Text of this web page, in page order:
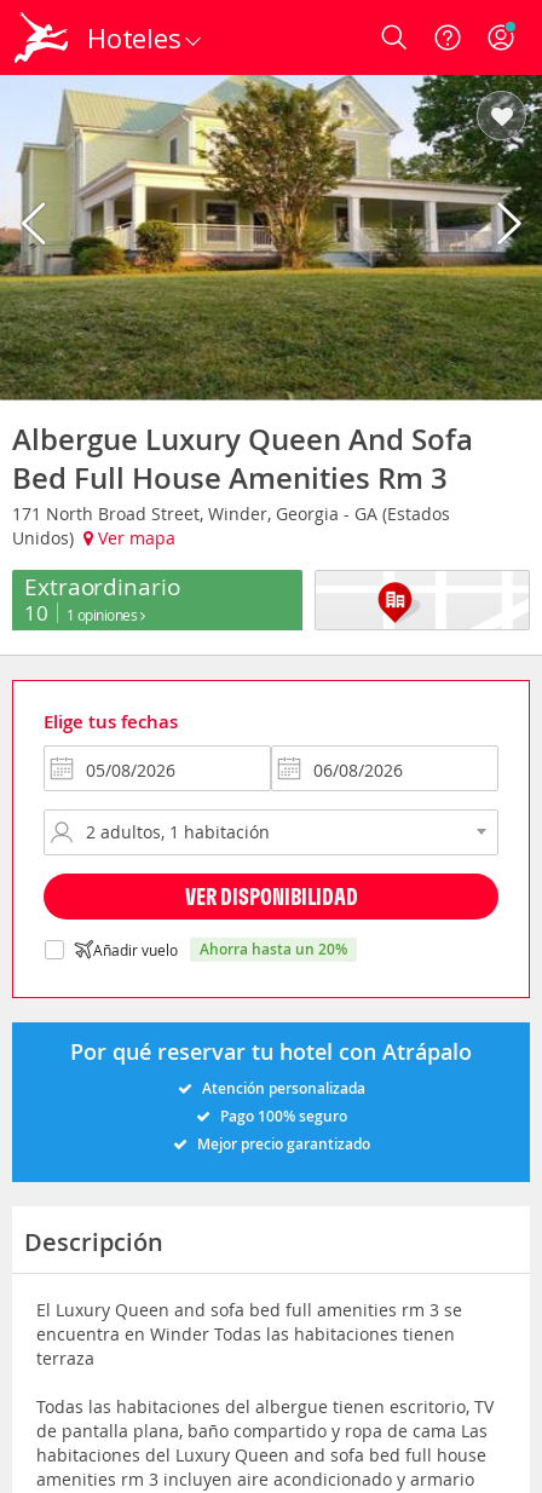
Hoteles Login
Albergue Luxury Queen And Sofa
Bed Full House Amenities Rm 3
171 North Broad Street, Winder, Georgia - GA (Estados
Unidos)
Ver mapa
Extraordinario
10 1 opiniones
Elige tus fechas
VER DISPONIBILIDAD
Añadir vuelo ahorra hasta un 20%
Por qué reservar tu hotel con Atrápalo
Atención personalizada
Pago 100% seguro
Mejor precio garantizado
Descripción
El Luxury Queen and sofa bed full amenities rm 3 se
encuentra en Winder Todas las habitaciones tienen
terraza
Todas las habitaciones del albergue tienen escritorio, TV
de pantalla plana, baño compartido y ropa de cama Las
habitaciones del Luxury Queen and sofa bed full house
amenities rm 3 incluyen aire acondicionado y armario